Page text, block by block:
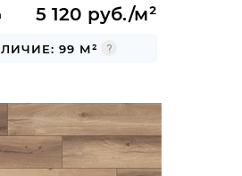
5 120 руб./м²
99 М²